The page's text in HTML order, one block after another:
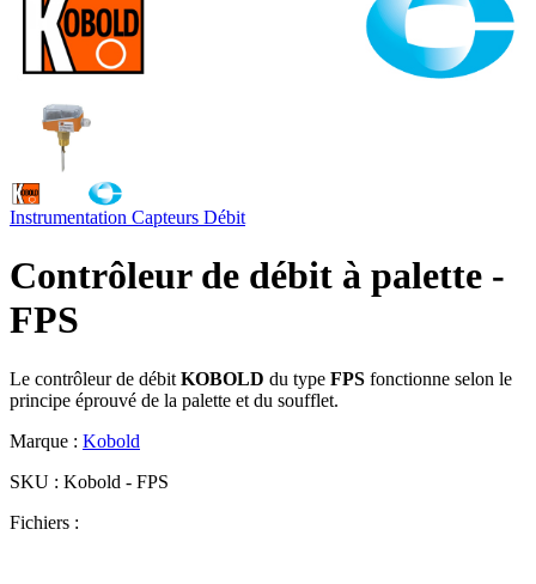
Instrumentation Capteurs Débit
Contrôleur de débit à palette -
FPS
Le contrôleur de débit KOBOLD du type FPS fonctionne selon le
principe éprouvé de la palette et du soufflet.
Marque : Kobold
SKU : Kobold - FPS
Fichiers :